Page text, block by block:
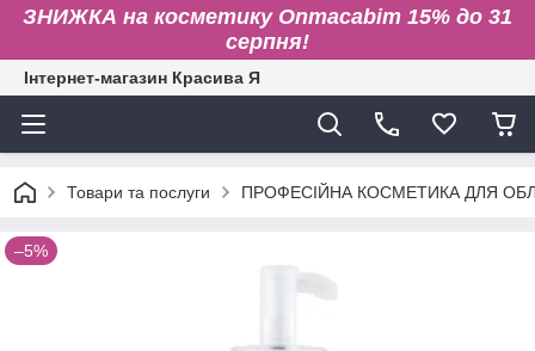
ЗНИЖКА на косметику Onmacabim 15% до 31
серпня!
Інтернет-магазин Красива Я
Товари та послуги ПРОФЕСІЙНА КОСМЕТИКА ДЛЯ
–5%